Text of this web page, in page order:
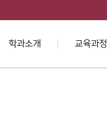
학과소개 교육과정